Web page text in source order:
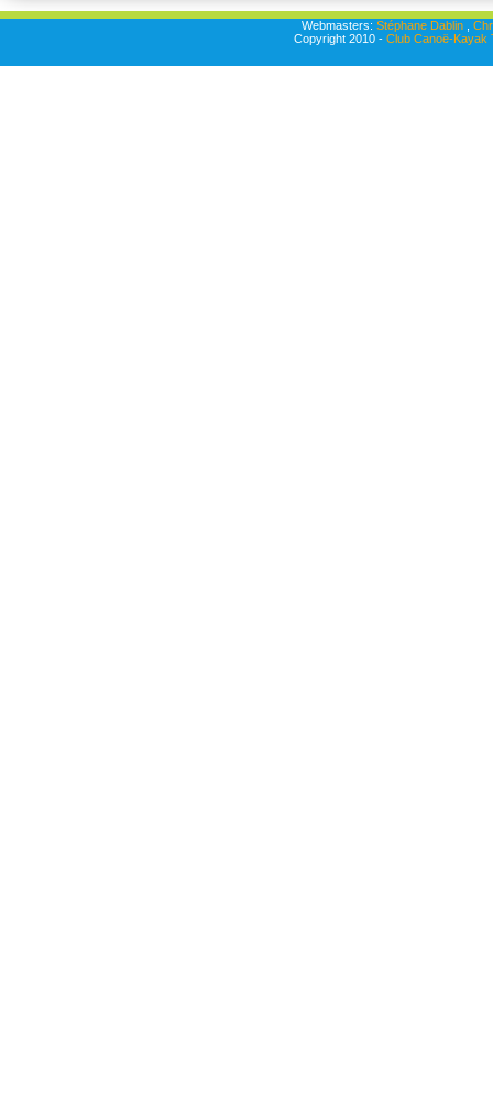
Webmasters: Stéphane Dablin,
Copyright 2010 - Club Canoë-Kayak